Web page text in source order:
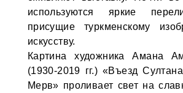
используются яркие
присущие туркменскому
искусству.
Картина художника Aмана
(1930-2019 гг.) «Въезд
Meрв» проливает свет на